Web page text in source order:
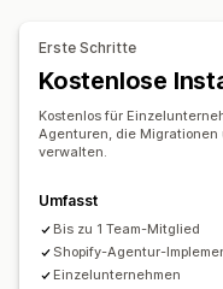
Zeiterfassung
Arbeitskosten
Löhne &
Teamkommunikation
Erste Schritte
Kostenlose
Kostenlos für
Agenturen, die Migrationen
verwalten.
Umfasst
Bis zu 1 Team-Mitglied
Shopify-Agentur-
Einzelunternehmen